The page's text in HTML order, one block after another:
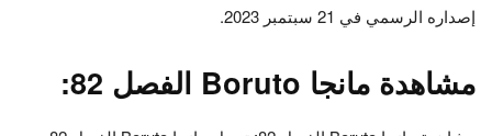
إصداره الرسمي في 21 سبتمبر 2023.
مشاهدة مانجا Boruto الفصل 82: